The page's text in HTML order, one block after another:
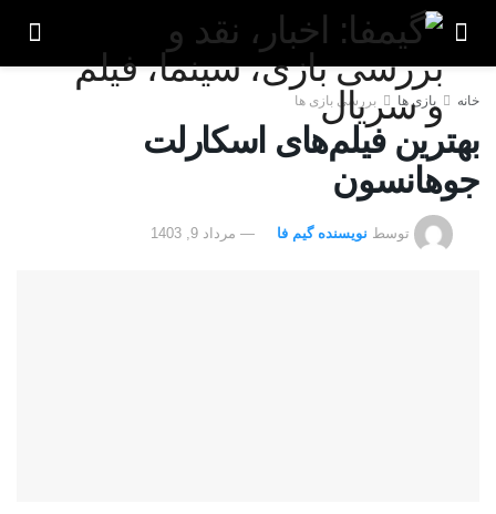
خانه بازی ها بررسی بازی ها
بهترین فیلم‌های اسکارلت
جوهانسون
توسط نویسنده گیم فا مرداد 9, 1403